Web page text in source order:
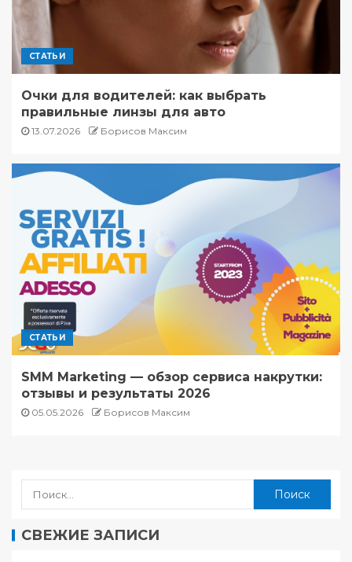
СТАТЬИ
Очки для водителей: как выбрать
правильные линзы для авто
13.07.2026 Борисов Максим
СТАТЬИ
SMM Marketing — обзор сервиса накрутки:
отзывы и результаты 2026
05.05.2026 Борисов Максим
СВЕЖИЕ ЗАПИСИ